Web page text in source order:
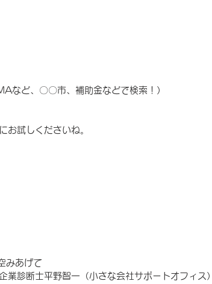
など、〇〇市、補助金などで検索！）
お試しくださいね。
みあげて
診断士平野智一（小さな会社サポートオフィス）